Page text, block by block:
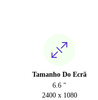
Tamanho Do Ecrã
6.6 "
2400 x 1080